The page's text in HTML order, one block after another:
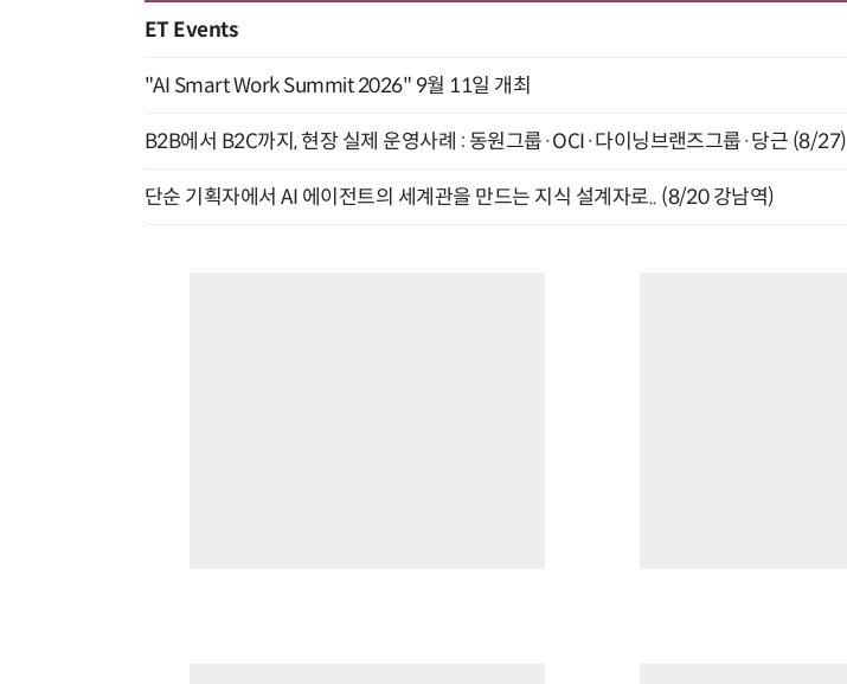
ET Events
"AI Smart Work Summit 2026" 9월 11일 개최
B2B에서 B2C까지, 현장 실제 운영사례 : 동원그룹·OCI·다이닝브랜즈그룹·당근 (8/27)
단순 기획자에서 AI 에이전트의 세계관을 만드는 지식 설계자로.. (8/20 강남역)